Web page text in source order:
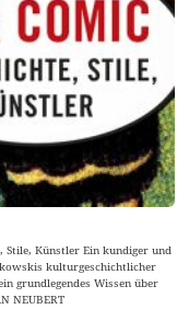
Stile, Künstler Ein kundiger und
kulturgeschichtlicher
grundlegendes Wissen über
NEUBERT